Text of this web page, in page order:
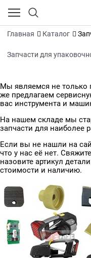
Главная Каталог
Запчасти для
Мы являемся не только
же предлагаем
вас инструмента и
На нашем складе мы
запчасти для наиболее
Если вы не нашли на
что у нас её нет.
назовите артикул
стоимости и наличию.